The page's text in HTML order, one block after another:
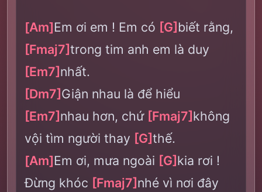
[Am]Em ơi em ! Em có [G]biết rằng,
[Fmaj7]trong tim anh em là duy
[Em7]nhất.
[Dm7]Giận nhau là để hiểu
[Em7]nhau hơn, chứ [Fmaj7]không
vội tìm người thay [G]thế.
[Am]Em ơi, mưa ngoài [G]kia rơi !
Đừng khóc [Fmaj7]nhé vì nơi đây